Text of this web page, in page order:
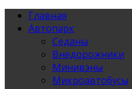
Главная
Автопарк
Седаны
Внедорожники
Минивэны
Микроавтобусы